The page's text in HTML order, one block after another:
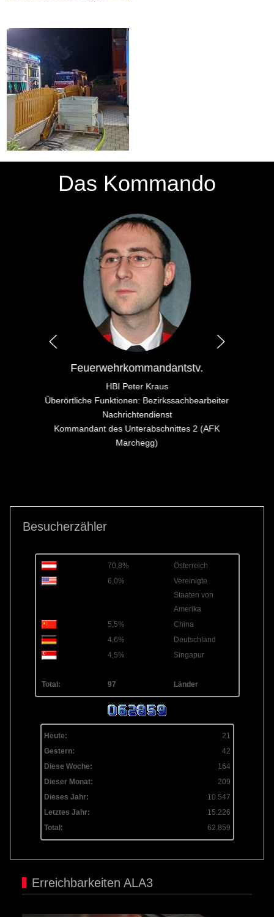
Das Kommando
Feuerwehrkommandantstv.
HBI Peter Kraus
Überörtliche Funktionen: Bezirkssachbearbeiter
Nachrichtendienst
Kommandant des Unterabschnittes 2 (AFK
Marchegg)
Besucherzähler
70,8%
Österreich
6,0%
Vereinigte
Staaten von
Amerika
5,5%
China
4,6%
Deutschland
4,5%
Singapur
Total: 97 Länder
Heute:
21
Gestern:
42
Diese Woche:
164
Dieser Monat:
209
Dieses Jahr:
10.547
Letztes Jahr:
15.226
Total:
62.859
Erreichbarkeiten ALA3